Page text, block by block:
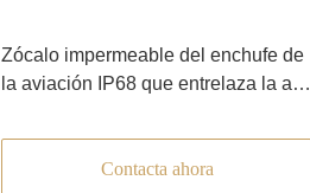
Zócalo impermeable del enchufe de
la aviación IP68 que entrelaza la alta
Contacta ahora